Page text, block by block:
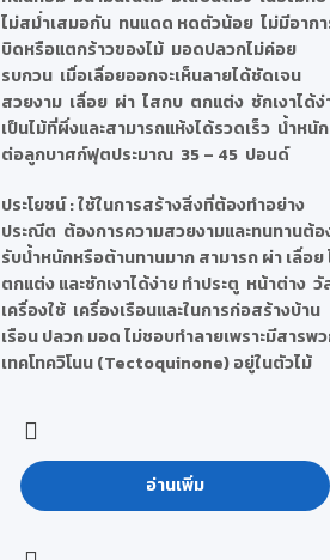
ไม่สม่ำเสมอกัน ทนแดด หดตัวน้อย ไม่มีอากา
บิดหรือแตกร้าวของไม้ มอดปลวกไม่ค่อย
รบกวน เมื่อเลื่อยออกจะเห็นลายได้ชัดเจน
สวยงาม เลื่อย ผ่า ไสกบ ตกแต่ง ชักเงาได้ง่
เป็นไม้ที่ผึ่งและสามารถแห้งได้รวดเร็ว น้ำหนัก
ต่อลูกบาศก์ฟุตประมาณ 35 – 45 ปอนด์
ประโยชน์: ใช้ในการสร้างสิ่งที่ต้องทำอย่าง
ประณีต ต้องการความสวยงามและทนทานต้อ
รับน้ำหนักหรือต้านทานมาก สามารถ ผ่า เลื่อย
ตกแต่ง และชักเงาได้ง่าย ทำประตู หน้าต่าง
เครื่องใช้ เครื่องเรือนและในการก่อสร้างบ้าน
เรือน ปลวก มอด ไม่ชอบทำลายเพราะมีสารพ
เทคโทควิโนน (Tectoquinone) อยู่ในตัวไม้
อ่านเพิ่ม